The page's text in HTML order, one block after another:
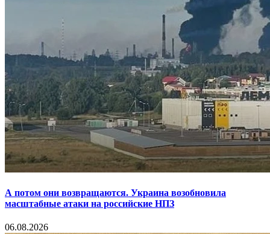
А потом они возвращаются. Украина возобновила
масштабные атаки на российские НПЗ
06.08.2026